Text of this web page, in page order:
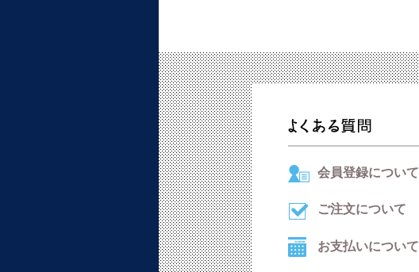
会員登録について
ご注文について
お支払いについて